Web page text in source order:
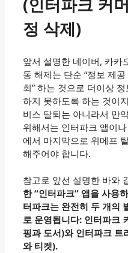
(인터파크 커
정 삭제)
앞서 설명한 네이버, 카카
동 해제는 단순 “정보 제
회” 하는 것으로 더이상
하지 못하도록 하는 것이
비스 탈퇴는 아니라서 만
위해서는 인터파크 앱이
에서 마지막으로 위메프
해주어야 합니다.
참고로 앞선 설명한 바와
한 “인터파크” 앱을 사용
터파크는 완전히 두 개의
로 운영됩니다: 인터파크
핑과 도서)와 인터파크 트
와 티켓).